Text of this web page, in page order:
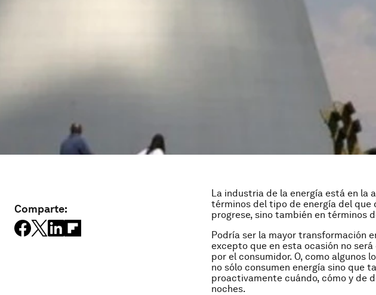
Comparte:
La industria de la energía está en la
términos del tipo de energía del que
progrese, sino también en términos
Podría ser la mayor transformación
excepto que en esta ocasión no
por el consumidor. O, como algunos
no sólo consumen energía sino que
proactivamente cuándo, cómo y de
noches.